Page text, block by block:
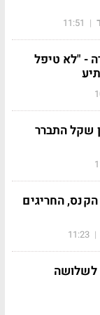
|
11:51
- "לא טיפל
של 1.9 מיליון שקל התברר
החריגים
|
11:23
מיליון לשלושה